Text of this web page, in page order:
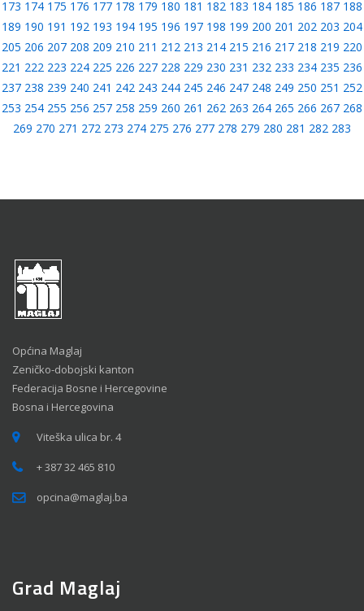
173 174 175 176 177 178 179 180 181 182 183 184 185 186 187 188
189 190 191 192 193 194 195 196 197 198 199 200 201 202 203 204
205 206 207 208 209 210 211 212 213 214 215 216 217 218 219 220
221 222 223 224 225 226 227 228 229 230 231 232 233 234 235 236
237 238 239 240 241 242 243 244 245 246 247 248 249 250 251 252
253 254 255 256 257 258 259 260 261 262 263 264 265 266 267 268
269 270 271 272 273 274 275 276 277 278 279 280 281 282 283
Općina Maglaj
Zeničko-dobojski kanton
Federacija Bosne i Hercegovine
Bosna i Hercegovina
Viteška ulica br. 4
+ 387 32 465 810
opcina@maglaj.ba
Grad Maglaj